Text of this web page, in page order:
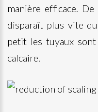
manière efficace.
disparaît plus vite
petit les tuyaux
calcaire.